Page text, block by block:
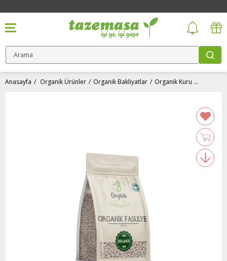
Anasayfa Organik Ürünler Organik Bakliyatlar Organik Kuru Fasulye (1 kg) Orgibite